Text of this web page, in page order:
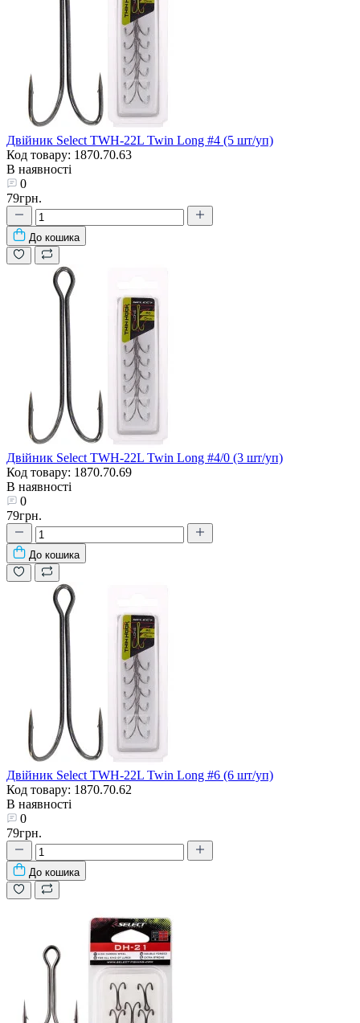
Двійник Select TWH-22L Twin Long #4 (5 шт/уп)
Код товару: 1870.70.63
В наявності
0
79грн.
До кошика
Двійник Select TWH-22L Twin Long #4/0 (3 шт/уп)
Код товару: 1870.70.69
В наявності
0
79грн.
До кошика
Двійник Select TWH-22L Twin Long #6 (6 шт/уп)
Код товару: 1870.70.62
В наявності
0
79грн.
До кошика